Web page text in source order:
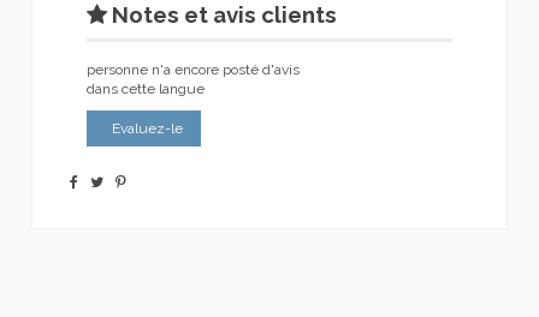
Notes et avis clients
personne n'a encore posté d'avis
dans cette langue
Evaluez-le